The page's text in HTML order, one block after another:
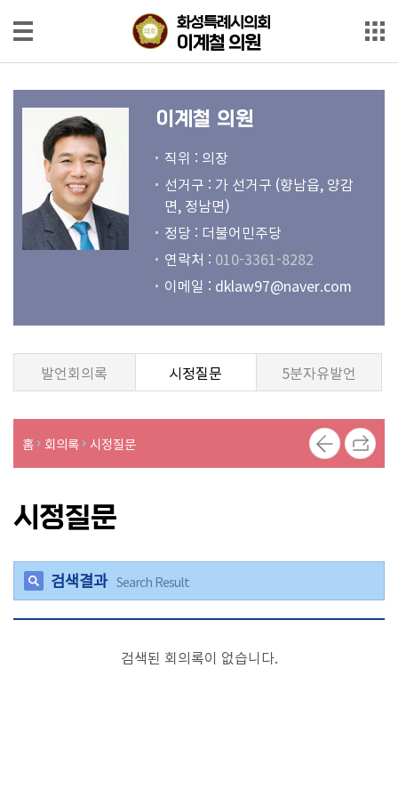
본문으로 바로가기
메인메뉴 바로가기
화성특례시의회
이계철 의원
의
원
의
록
영
발
안
정
활
동
사
진
화성특례시의회
이계철 의원
이계철 의원
직위 : 의장
선거구 : 가 선거구 (향남읍, 양감
면, 정남면)
정당 : 더불어민주당
연락처 : 010-3361-8282
이메일 : dklaw97@naver.com
발언회의록 시정질문 5분자유발언
홈 회의록 시정질문
시정질문
검색결과 Search Result
검색된 회의록이 없습니다.